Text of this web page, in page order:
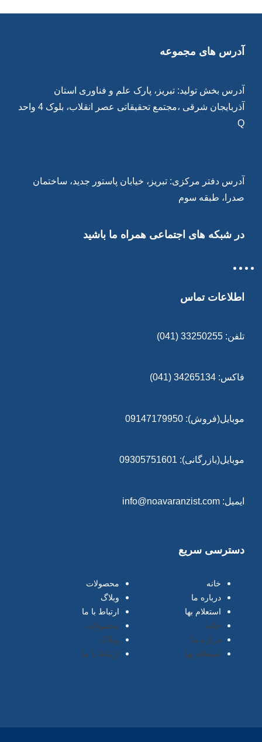
آدرس های مجموعه
آدرس بخش تولید: تبریز، پارک علم و فناوری استان
آذربایجان شرقی ،مجتمع تحقیقاتی عصر انقلاب، بلوک 4 واحد
Q
آدرس دفتر مرکزی: تبریز، خیابان پاستور جدید، ساختمان
صدرا، طبقه سوم
در شبکه های اجتماعی همراه ما باشید
اطلاعات تماس
تلفن: 33250255 (041)
فاکس: 34265134 (041)
موبایل(فروش): 09147179950
موبایل(بازرگانی): 09305751601
ایمیل: info@noavaranzist.com
دسترسی سریع
خانه
محصولات
درباره ما
وبلاگ
استعلام بها
ارتباط با ما
خانه
محصولات
درباره ما
وبلاگ
استعلام بها
ارتباط با ما